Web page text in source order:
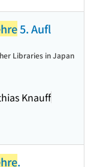
5. Aufl
Knauff
Libraries in Japan
.